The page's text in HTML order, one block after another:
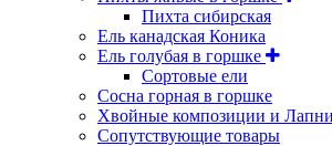
Пихта сибирская
Ель канадская Коника
Ель голубая в горшке
Сортовые ели
Сосна горная в горшке
Хвойные композиции и
Сопутствующие товары